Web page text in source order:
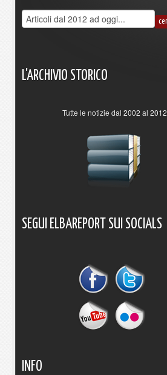
L'ARCHIVIO STORICO
Tutte le notizie dal 2002 al 2012
SEGUI ELBAREPORT SUI SOCIALS
INFO